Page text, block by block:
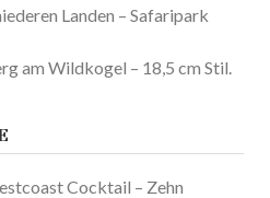
Landen – Safaripark
am Wildkogel – 18,5 cm Stil.
Cocktail – Zehn